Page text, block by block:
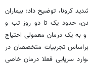
کرونا، توضیح داد: بیماران
۱۹ همچون درد بدن، حدود یک تا دو روز تب و
به یک درمان معمولی احتیاج
تجربیات متخصصان در
سرپایی فعلا درمان خاصی